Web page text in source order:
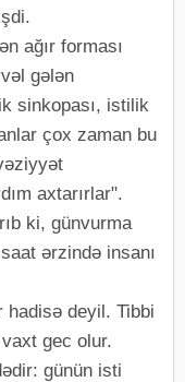
ağır forması
gələn
sinkopası, istilik
çox zaman bu
axtarırlar".
ki, günvurma
ərzində insanı
deyil. Tibbi
gec olur.
günün isti